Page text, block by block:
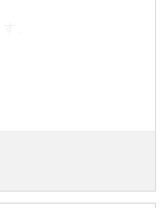
。
ます。